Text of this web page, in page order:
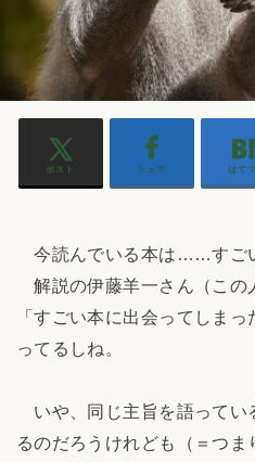
ポスト シェア はて
今読んでいる本は……すご
解説の伊藤羊一さん（この
「すごい本に出会ってしま
ってるしね。
いや、同じ主旨を語ってい
るのだろうけれども（＝つま